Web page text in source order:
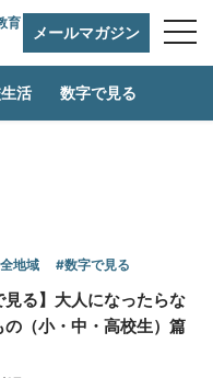
育
メールマガジン
活 数字で見る
地域 #数字で見る
見る】大人になったらな
の（小・中・高校生）篇